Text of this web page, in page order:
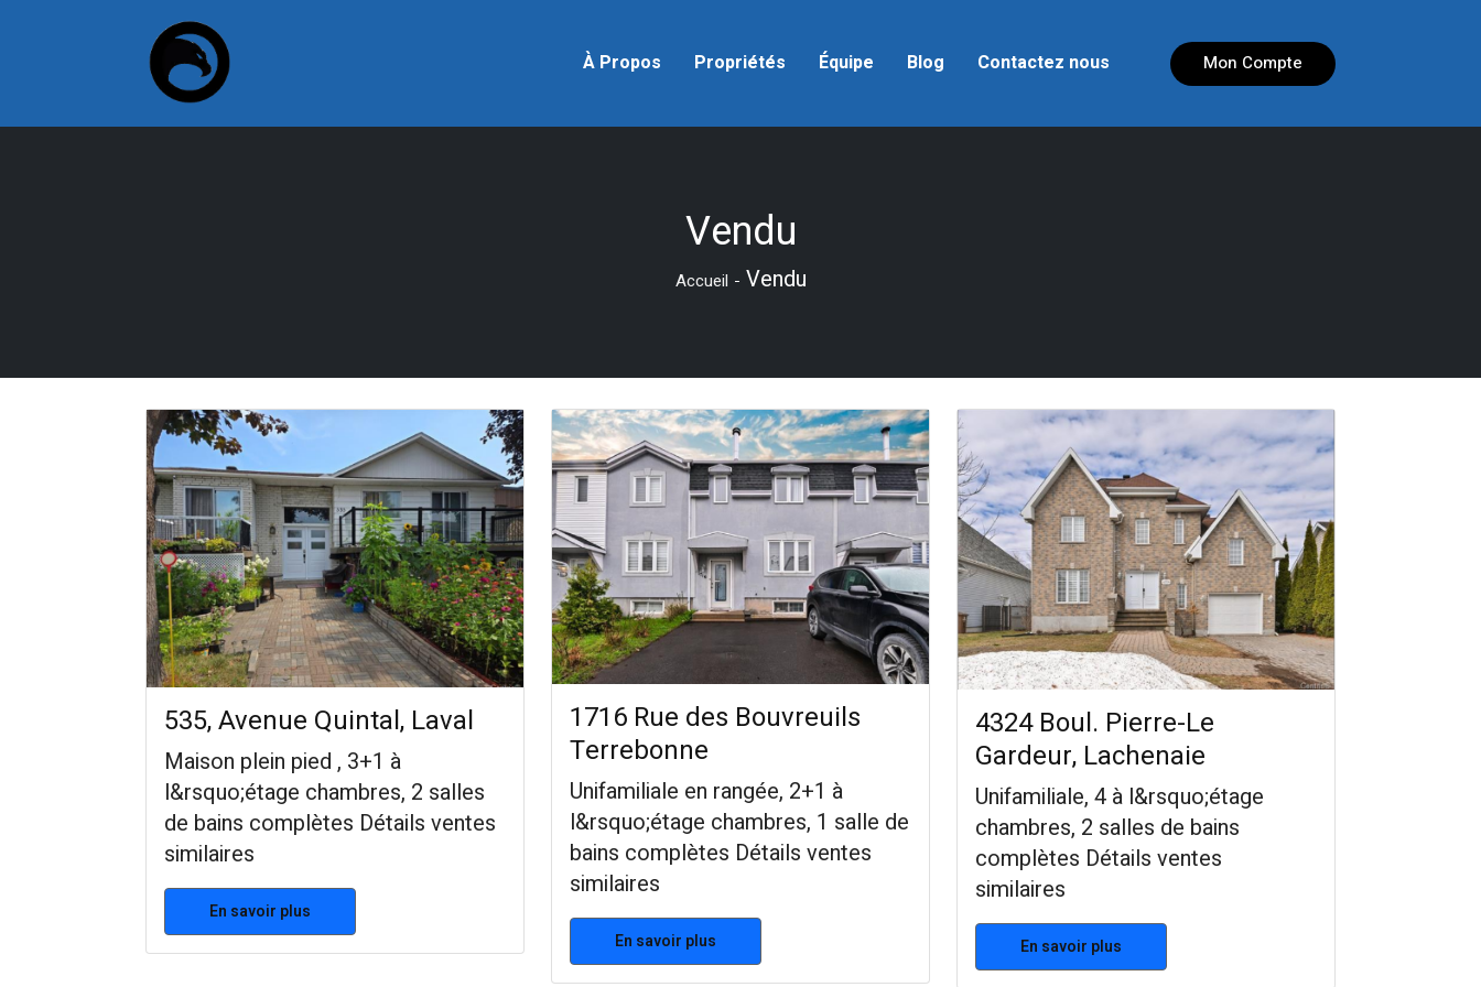
À Propos Propriétés Équipe Blog Contactez nous Mon Compte
Vendu
Accueil Vendu
535, Avenue Quintal, Laval
Maison plein pied , 3+1 à
l&rsquo;étage chambres, 2 salles
de bains complètes Détails ventes
similaires
En savoir plus
1716 Rue des Bouvreuils
Terrebonne
Unifamiliale en rangée, 2+1 à
l&rsquo;étage chambres, 1 salle de
bains complètes Détails ventes
similaires
En savoir plus
4324 Boul. Pierre-Le
Gardeur, Lachenaie
Unifamiliale, 4 à l&rsquo;étage
chambres, 2 salles de bains
complètes Détails ventes
similaires
En savoir plus